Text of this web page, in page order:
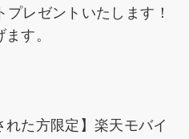
レゼントいたします！
す。
れた方限定】楽天モバイ